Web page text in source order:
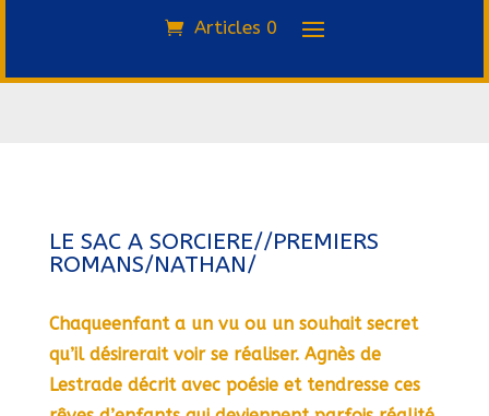
Articles 0
LE SAC A SORCIERE//PREMIERS
ROMANS/NATHAN/
Chaqueenfant a un vu ou un souhait secret
qu’il désirerait voir se réaliser. Agnès de
Lestrade décrit avec poésie et tendresse ces